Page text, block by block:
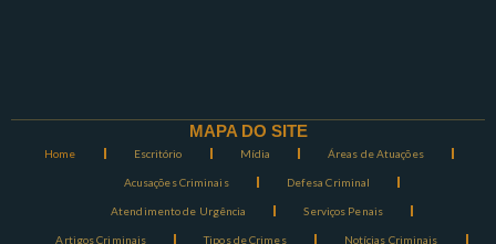
MAPA DO SITE
Home Escritório Mídia Áreas de Atuações
Acusações Criminais Defesa Criminal
Atendimento de Urgência Serviços Penais
Artigos Criminais Tipos de Crimes Notícias Criminais